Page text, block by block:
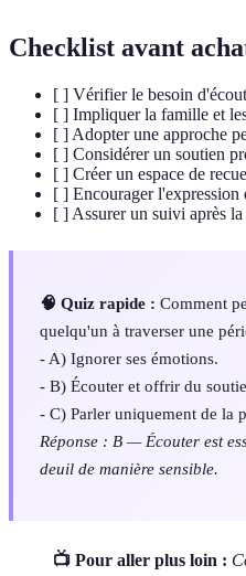
Checklist avant
[ ] Vérifier le besoin
[ ] Impliquer la famille et
[ ] Adopter une approche
[ ] Considérer un soutien
[ ] Créer un espace de
[ ] Encourager l'expression
[ ] Assurer un suivi après la
🧠 Quiz rapide : Comment
quelqu'un à traverser une
- A) Ignorer ses émotions.
- B) Écouter et offrir du
- C) Parler uniquement de la
Réponse : B — Écouter est
deuil de manière sensible.
📺 Pour aller plus loin :